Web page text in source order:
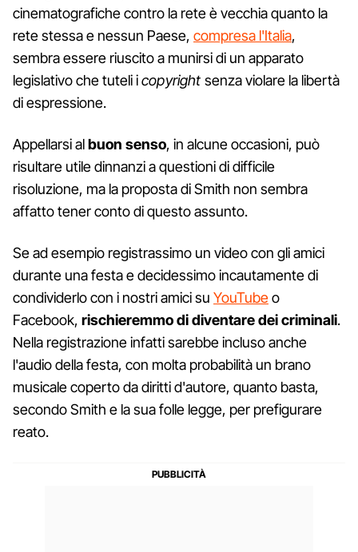
cinematografiche contro la rete è vecchia quanto la
rete stessa e nessun Paese, compresa l'Italia,
sembra essere riuscito a munirsi di un apparato
legislativo che tuteli icopyright senza violare la libertà
di espressione.
Appellarsi albuon senso, in alcune occasioni, può
risultare utile dinnanzi a questioni di difficile
risoluzione, ma la proposta di Smith non sembra
affatto tener conto di questo assunto.
Se ad esempio registrassimo un video con gli amici
durante una festa e decidessimo incautamente di
condividerlo con i nostri amici su YouTubeo
Facebook, rischieremmo di diventare dei criminali.
Nella registrazione infatti sarebbe incluso anche
l'audio della festa, con molta probabilità un brano
musicale coperto da diritti d'autore, quanto basta,
secondo Smith e la sua folle legge, per prefigurare
reato.